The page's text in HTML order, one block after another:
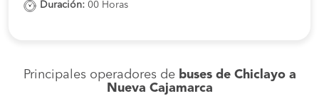
Duración: 00 Horas
Principales operadores de buses de Chiclayo a
Nueva Cajamarca